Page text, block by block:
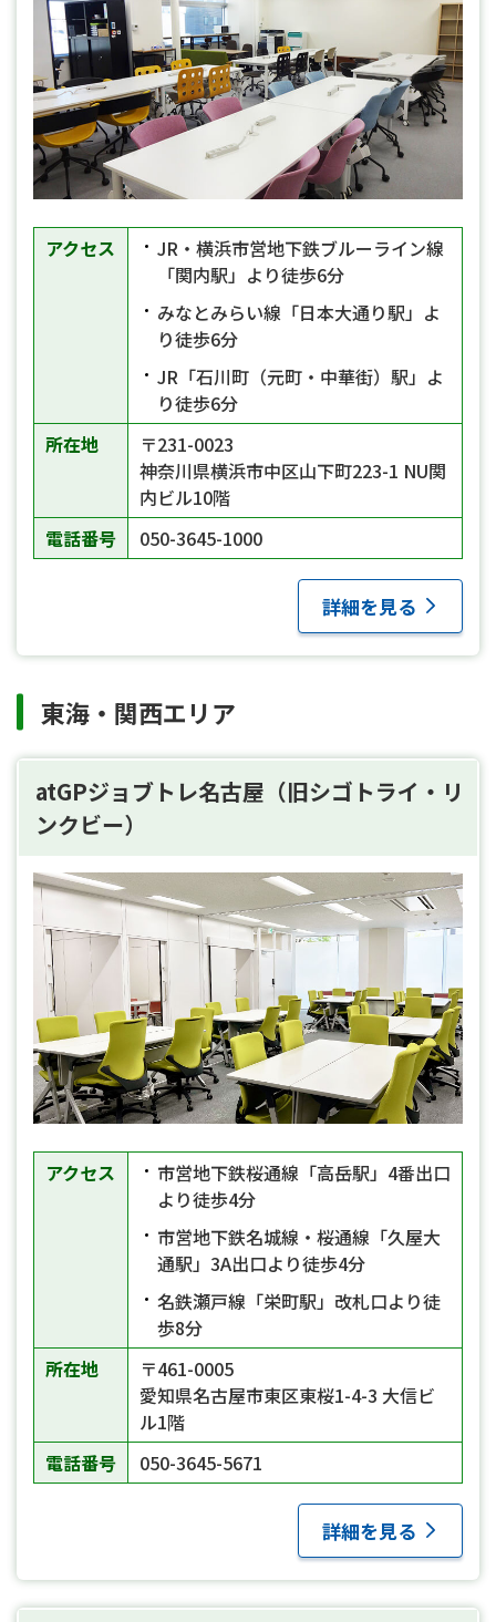
アクセス
JR・横浜市営地下鉄ブルーライン線
「関内駅」より徒歩6分
みなとみらい線「日本大通り駅」よ
り徒歩6分
JR「石川町（元町・中華街）駅」よ
り徒歩6分
所在地
〒231-0023
神奈川県横浜市中区山下町223-1 NU関
内ビル10階
電話番号
050-3645-1000
詳細を見る
東海・関西エリア
atGPジョブトレ名古屋（旧シゴトライ・リ
ンクビー）
アクセス
市営地下鉄桜通線「高岳駅」4番出口
より徒歩4分
市営地下鉄名城線・桜通線「久屋大
通駅」3A出口より徒歩4分
名鉄瀬戸線「栄町駅」改札口より徒
歩8分
所在地
〒461-0005
愛知県名古屋市東区東桜1-4-3 大信ビ
ル1階
電話番号
050-3645-5671
詳細を見る